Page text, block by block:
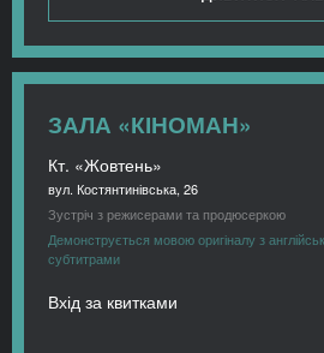
ЗАЛА «КІНОМАН»
Кт. «Жовтень»
вул. Костянтинівська, 26
Зустріч з режисерами та продюсеркою
Демонструється мовою оригіналу з
субтитрами
Вхід за квитками